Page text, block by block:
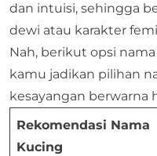
dan intuisi, sehingga
dewi atau karakter
Nah, berikut opsi
kamu jadikan pilihan
kesayangan berwarna
Rekomendasi Nama
Kucing